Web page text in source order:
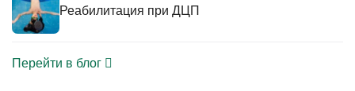
Реабилитация при ДЦП
Перейти в блог